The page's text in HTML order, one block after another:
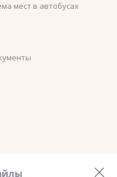
мест в автобусах